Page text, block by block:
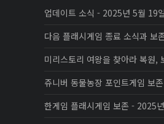
업데이트 소식 - 2025년 5월 19일
다음 플래시게임 종료 소식과 보
미리스토리 여왕을 찾아라 복원,
쥬니버 동물농장 포인트게임 보